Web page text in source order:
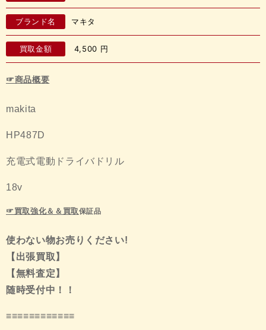
ブランド名 マキタ
買取金額 4,500 円
☞商品概要
makita
HP487D
充電式電動ドライバドリル
18v
☞買取強化＆＆買取保証品
使わない物お売りください!
【出張買取】
【無料査定】
随時受付中！！
≡≡≡≡≡≡≡≡≡≡≡≡